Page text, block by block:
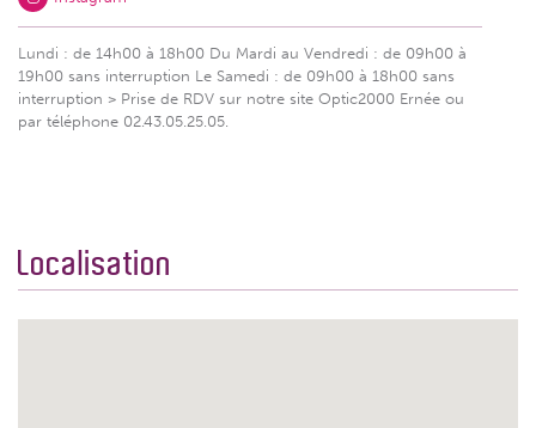
Lundi : de 14h00 à 18h00 Du Mardi au Vendredi : de 09h00 à
19h00 sans interruption Le Samedi : de 09h00 à 18h00 sans
interruption > Prise de RDV sur notre site Optic2000 Ernée ou
par téléphone 02.43.05.25.05.
Localisation